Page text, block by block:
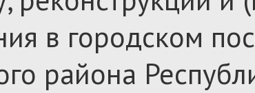
в городском
района